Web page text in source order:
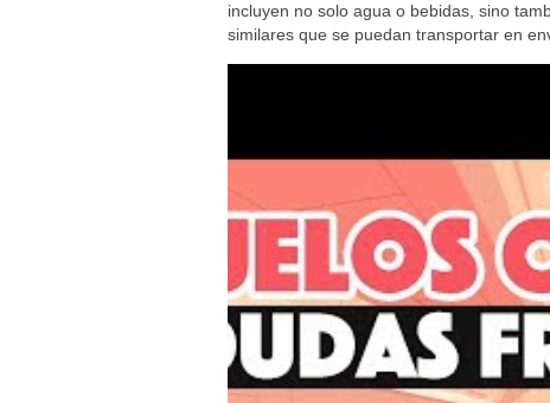
incluyen no solo agua o bebidas, sino
similares que se puedan transportar en